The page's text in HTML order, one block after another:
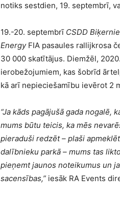
notiks sestdien, 19. septembrī,
19.-20. septembrī CSDD
EnergyFIA pasaules rallijkrosa
30 000 skatītājus. Diemžēl,
ierobežojumiem, kas šobrīd
kā arī nepieciešamību ievērot 2
“Ja kāds pagājušā gada nogalē,
mums būtu teicis, ka mēs
pieraduši redzēt – plaši
dalībnieku parkā – mums tas
pieņemt jaunos noteikumus un
sacensības,” iesāk RA Events